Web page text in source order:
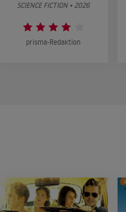
SCIENCE FICTION • 2026
prisma-Redaktion